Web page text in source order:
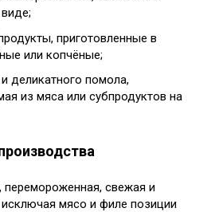
приготовленные в
или копчёные;
деликатного помола,
из мяса или субпродуктов на
свежая и
мясо и филе позиции